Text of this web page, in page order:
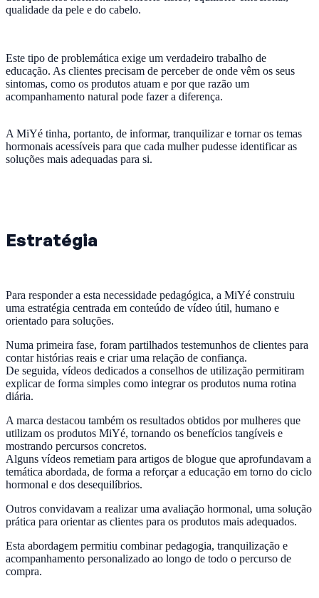
qualidade da pele e do cabelo.
Este tipo de problemática exige um verdadeiro trabalho de
educação. As clientes precisam de perceber de onde vêm os seus
sintomas, como os produtos atuam e por que razão um
acompanhamento natural pode fazer a diferença.
A MiYé tinha, portanto, de informar, tranquilizar e tornar os temas
hormonais acessíveis para que cada mulher pudesse identificar as
soluções mais adequadas para si.
Estratégia
Para responder a esta necessidade pedagógica, a MiYé construiu
uma estratégia centrada em conteúdo de vídeo útil, humano e
orientado para soluções.
Numa primeira fase, foram partilhados testemunhos de clientes para
contar histórias reais e criar uma relação de confiança.
De seguida, vídeos dedicados a conselhos de utilização permitiram
explicar de forma simples como integrar os produtos numa rotina
diária.
A marca destacou também os resultados obtidos por mulheres que
utilizam os produtos MiYé, tornando os benefícios tangíveis e
mostrando percursos concretos.
Alguns vídeos remetiam para artigos de blogue que aprofundavam a
temática abordada, de forma a reforçar a educação em torno do ciclo
hormonal e dos desequilíbrios.
Outros convidavam a realizar uma avaliação hormonal, uma solução
prática para orientar as clientes para os produtos mais adequados.
Esta abordagem permitiu combinar pedagogia, tranquilização e
acompanhamento personalizado ao longo de todo o percurso de
compra.